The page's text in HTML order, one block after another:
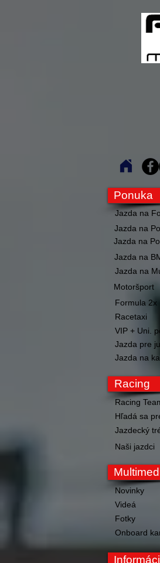
Ponuka
Jazda na
Jazda na
Jazda na
Jazda na
Jazda na
Motoršport
Formula 2x
Racetaxi
VIP + Uni.
Jazda pre
Jazda na
Racing
Racing
Hľadá sa
Jazdecký
Naši jazdci
Novinky
Videá
Fotky
Onboard